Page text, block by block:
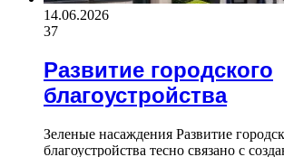
14.06.2026
37
Развитие городского
благоустройства
Зеленые насаждения Развитие
благоустройства тесно связано с